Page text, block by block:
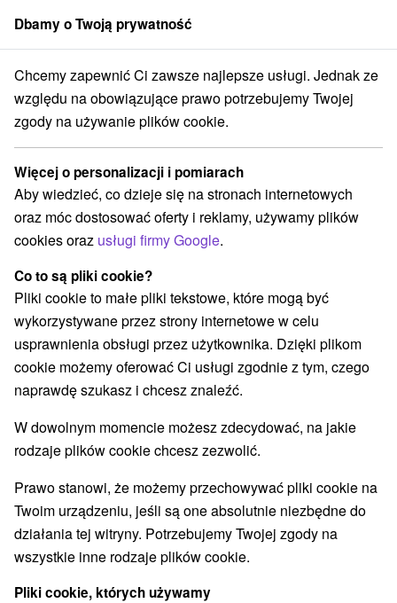
członek grupySorger
Tatranská Polianka Sanatórium Dr. Guhra Tatranská Polianka
Sanatórium Dr. Guhra Tatranská
Polianka
Tatranská Polianka
Rezerwacja i wybór oferty
Przejdź do lokalizacji
O URZĄDZENIA SPECJALNE OFERTY SPRZĘT
Dbamy o Twoją prywatność
Chcemy zapewnić Ci zawsze najlepsze usługi. Jednak ze
względu na obowiązujące prawo potrzebujemy Twojej
zgody na używanie plików cookie.
Więcej o personalizacji i pomiarach
Aby wiedzieć, co dzieje się na stronach internetowych
oraz móc dostosować oferty i reklamy, używamy plików
cookies oraz usługi firmy Google.
Co to są pliki cookie?
Pliki cookie to małe pliki tekstowe, które mogą być
wykorzystywane przez strony internetowe w celu
usprawnienia obsługi przez użytkownika. Dzięki plikom
cookie możemy oferować Ci usługi zgodnie z tym, czego
naprawdę szukasz i chcesz znaleźć.
W dowolnym momencie możesz zdecydować, na jakie
rodzaje plików cookie chcesz zezwolić.
Prawo stanowi, że możemy przechowywać pliki cookie na
Twoim urządzeniu, jeśli są one absolutnie niezbędne do
działania tej witryny. Potrzebujemy Twojej zgody na
wszystkie inne rodzaje plików cookie.
Pliki cookie, których używamy